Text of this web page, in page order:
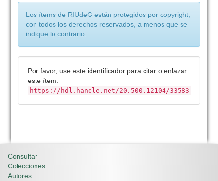
Los ítems de RIUdeG están protegidos por copyright,
con todos los derechos reservados, a menos que se
indique lo contrario.
Por favor, use este identificador para citar o enlazar
este ítem:
https://hdl.handle.net/20.500.12104/33583
Consultar
Colecciones
Autores